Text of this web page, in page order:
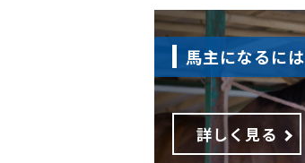
馬主になるには
詳しく見る